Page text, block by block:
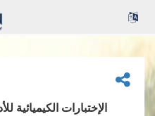
الإختبارات الكيميائية